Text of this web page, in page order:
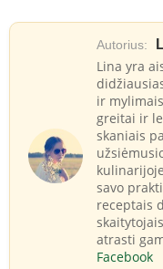
Autorius:
Lina yra
ir
greitai ir
skaniais
savo
receptais
atrasti
Facebook